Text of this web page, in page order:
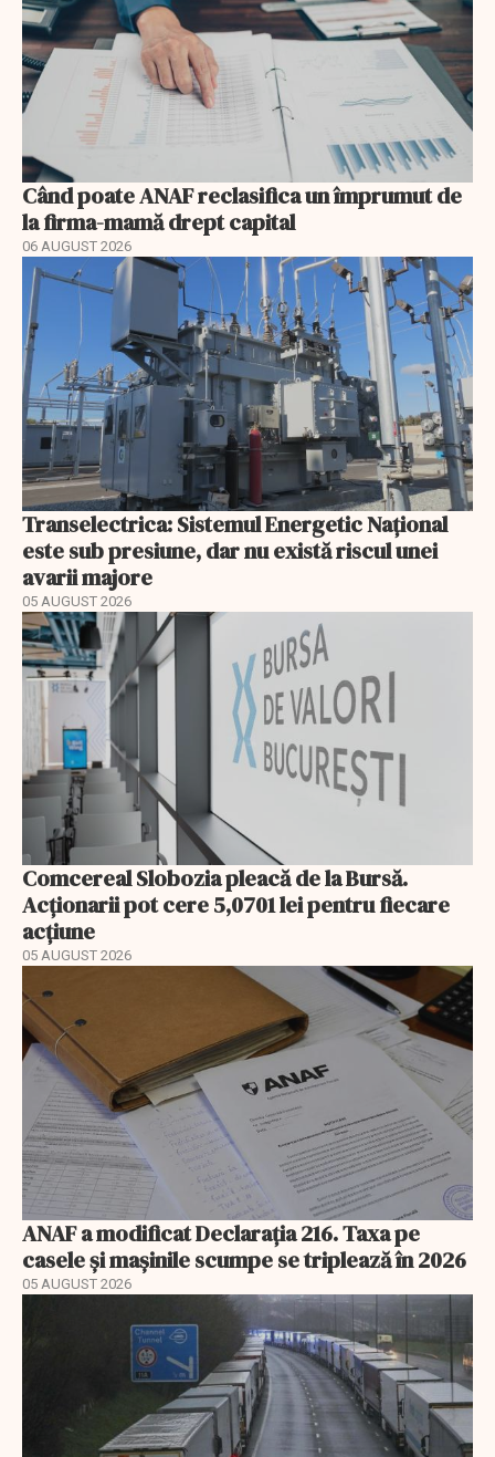
Când poate ANAF reclasifica un împrumut de
la firma-mamă drept capital
06 AUGUST 2026
Transelectrica: Sistemul Energetic Național
este sub presiune, dar nu există riscul unei
avarii majore
05 AUGUST 2026
Comcereal Slobozia pleacă de la Bursă.
Acționarii pot cere 5,0701 lei pentru fiecare
acțiune
05 AUGUST 2026
ANAF a modificat Declarația 216. Taxa pe
casele și mașinile scumpe se triplează în 2026
05 AUGUST 2026